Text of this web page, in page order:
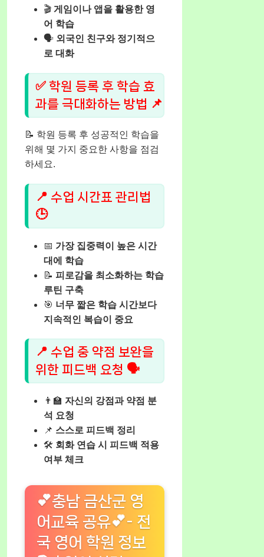
🎬 게임이나 앱을 활용한 영
어 학습
🗣️ 외국인 친구와 정기적으
로 대화
✅ 학원 등록 후 학습 효
과를 극대화하는 방법 📌
📝 학원 등록 후 성공적인 학습을
위해 몇 가지 중요한 사항을 점검
하세요.
📍 수업 시간표 관리법
🕒
📅 가장 집중력이 높은 시간
대에 학습
📝 피로감을 최소화하는 학습
루틴 구축
🎯 너무 짧은 학습 시간보다
지속적인 복습이 중요
📍 수업 중 약점 보완을
위한 피드백 요청 🗣️
👨‍🏫 자신의 강점과 약점 분
석 요청
📌 스스로 피드백 정리
🛠️ 회화 연습 시 피드백 적용
여부 체크
💕충남 금산군 영
어교육 공유💕- 전
국 영어 학원 정보